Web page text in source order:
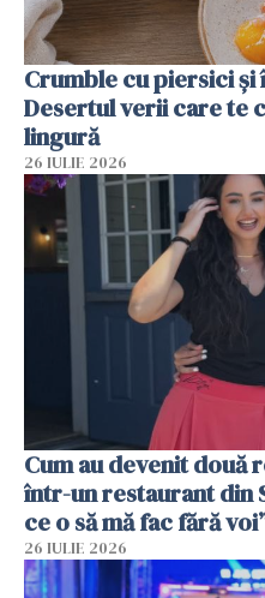
Crumble cu piersici și
Desertul verii care te
lingură
26 IULIE 2026
Cum au devenit două
într-un restaurant din
ce o să mă fac fără
26 IULIE 2026